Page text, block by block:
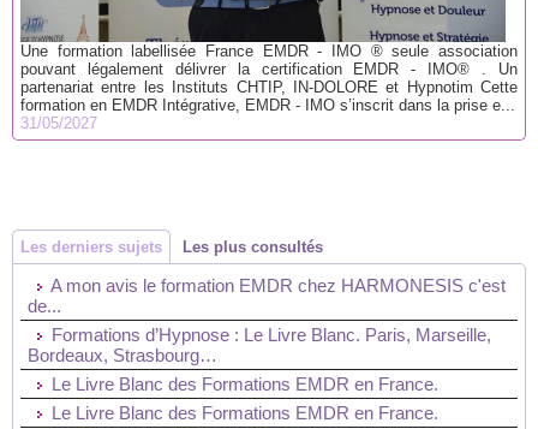
Une formation labellisée France EMDR - IMO ® seule association
pouvant légalement délivrer la certification EMDR - IMO® . Un
partenariat entre les Instituts CHTIP, IN-DOLORE et Hypnotim Cette
formation en EMDR Intégrative, EMDR - IMO s’inscrit dans la prise e...
31/05/2027
Les derniers sujets Les plus consultés
A mon avis le formation EMDR chez HARMONESIS c'est
de...
Formations d’Hypnose : Le Livre Blanc. Paris, Marseille,
Bordeaux, Strasbourg…
Le Livre Blanc des Formations EMDR en France.
Le Livre Blanc des Formations EMDR en France.